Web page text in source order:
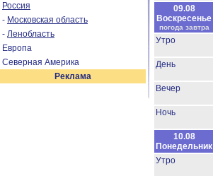
Россия
- Московская область
- Ленобласть
Европа
Северная Америка
Реклама
09.08
Воскресенье
погода завтра
Утро
День
Вечер
Ночь
10.08
Понедельник
Утро